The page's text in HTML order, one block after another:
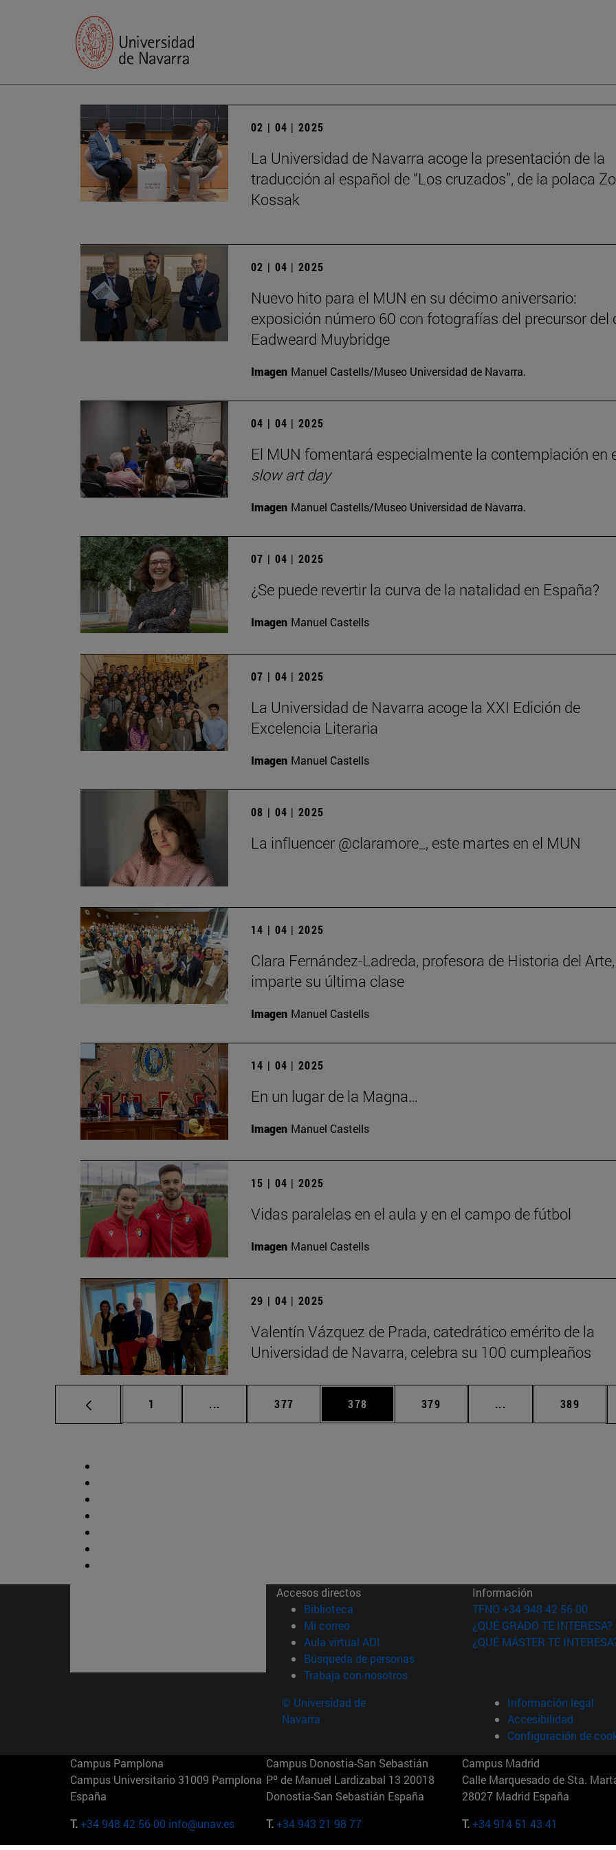
02 | 04 | 2025
La Universidad de Navarra acoge la presentación de la
traducción al español de “Los cruzados”, de la polaca
Kossak
02 | 04 | 2025
Nuevo hito para el MUN en su décimo aniversario:
exposición número 60 con fotografías del precursor del
Eadweard Muybridge
Imagen Manuel Castells/Museo Universidad de Navarra.
04 | 04 | 2025
El MUN fomentará especialmente la contemplación en
slow art day
Imagen Manuel Castells/Museo Universidad de Navarra.
07 | 04 | 2025
¿Se puede revertir la curva de la natalidad en España?
Imagen Manuel Castells
07 | 04 | 2025
La Universidad de Navarra acoge la XXI Edición de
Excelencia Literaria
Imagen Manuel Castells
08 | 04 | 2025
La influencer @claramore_, este martes en el MUN
14 | 04 | 2025
Clara Fernández-Ladreda, profesora de Historia del Arte,
imparte su última clase
Imagen Manuel Castells
14 | 04 | 2025
En un lugar de la Magna…
Imagen Manuel Castells
15 | 04 | 2025
Vidas paralelas en el aula y en el campo de fútbol
Imagen Manuel Castells
29 | 04 | 2025
Valentín Vázquez de Prada, catedrático emérito de la
Universidad de Navarra, celebra su 100 cumpleaños
Página
1 ... Páginas intermedias Use TAB para desplazarse.
Página
377 Página
378 Página
379 ... Páginas intermedias
Página
389
Accesos directos
Biblioteca (abre en nueva ventana)
Mi correo(abre en nueva ventana)
Aula virtual ADI (abre en nueva ventana)
Búsqueda de personas(abre en nueva ventana)
Trabaja con nosotros(abre en nueva ventana)
Información
TFNO +34 948 42 56 00
¿QUÉ GRADO TE INTERESA?
¿QUÉ MÁSTER TE
© Universidad de
Navarra
Información legal
Accesibilidad
Configuración de
Campus Pamplona
Campus Universitario 31009 Pamplona
España
T.+34 948 42 56 00 info@unav.es
Campus Donostia-San Sebastián
Pº de Manuel Lardizabal 13 20018
Donostia-San Sebastián España
T.+34 943 21 98 77
Campus Madrid
Calle Marquesado de Sta.
28027 Madrid España
T.+34 914 51 43 41